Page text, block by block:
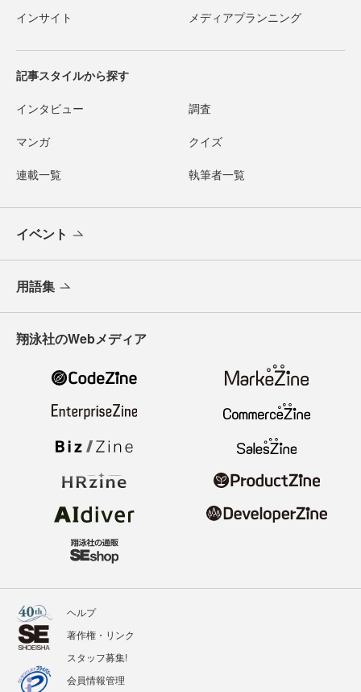
インサイト メディアプランニング
記事スタイルから探す
インタビュー 調査
マンガ クイズ
連載一覧 執筆者一覧
イベント
用語集
翔泳社のWebメディア
ヘルプ
著作権・リンク
スタッフ募集!
会員情報管理